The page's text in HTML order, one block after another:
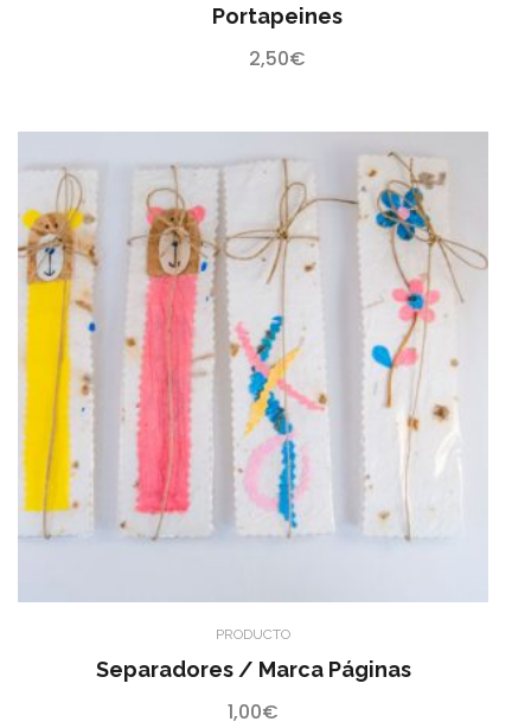
Portapeines
2,50€
PRODUCTO
Separadores / Marca Páginas
1,00€